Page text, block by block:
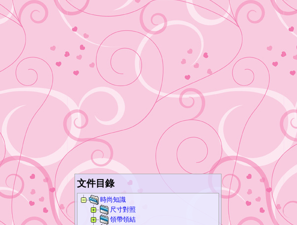
文件目錄
時尚知識
尺寸對照
領帶領結